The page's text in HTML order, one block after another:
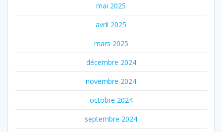
mai 2025
avril 2025
mars 2025
décembre 2024
novembre 2024
octobre 2024
septembre 2024